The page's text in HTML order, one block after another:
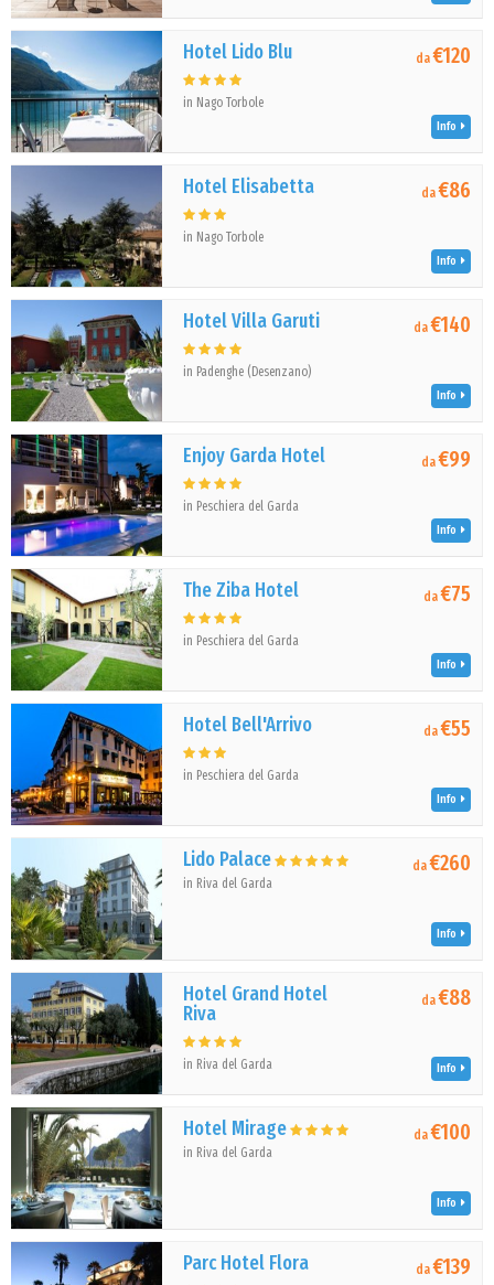
Hotel Lido Blu
in Nago Torbole
da€120
Info
Hotel Elisabetta
in Nago Torbole
da€86
Info
Hotel Villa Garuti
in Padenghe (Desenzano)
da€140
Info
Enjoy Garda Hotel
in Peschiera del Garda
da€99
Info
The Ziba Hotel
in Peschiera del Garda
da€75
Info
Hotel Bell'Arrivo
in Peschiera del Garda
da€55
Info
Lido Palace
in Riva del Garda
da€260
Info
Hotel Grand Hotel
Riva
in Riva del Garda
da€88
Info
Hotel Mirage
in Riva del Garda
da€100
Info
Parc Hotel Flora da€139